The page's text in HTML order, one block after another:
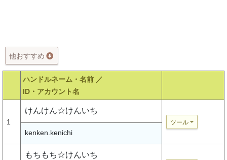
他おすすめ
ハンドルネーム・名前 ／
ID・アカウント名
1
けんけん☆けんいち
ツール
kenken.kenichi
もちもち☆けんいち